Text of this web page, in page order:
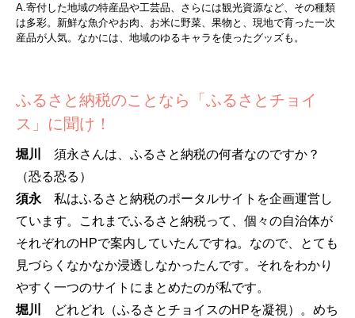
A.寄付した地域の特産品や工芸品、さらには観光資源など、その種類
は多彩。新鮮な魚介やお肉、お米に野菜、果物と、現地で育った一次
産品が人気。なかには、地域のゆるキャラを使ったグッズも。
ふるさと納税のことなら「ふるさとチョイ
ス」に聞け！
堀川
須永さんは、ふるさと納税の何者なのですか？
（恐る恐る）
須永 私はふるさと納税のポータルサイトを企画運営し
ています。これまでふるさと納税って、個々の自治体が
それぞれのHPで案内していたんですね。なので、とても
見づらくなかなか浸透しなかったんです。それをわかり
やすく一つのサイトにまとめたのが私です。
堀川
どれどれ（ふるさとチョイスのHPを凝視）。めち